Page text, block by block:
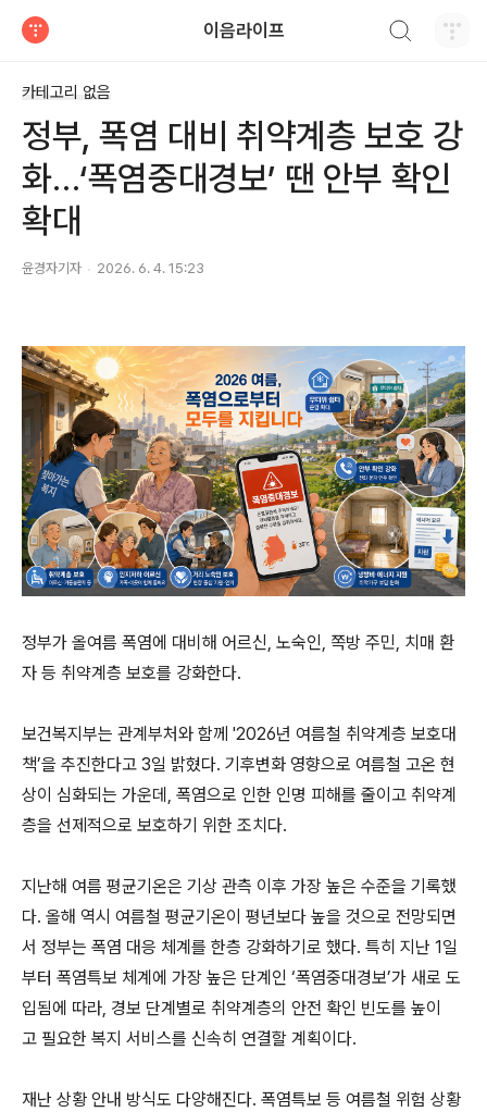
이음라이프
카테고리 없음
정부, 폭염 대비 취약계층 보호 강
화…‘폭염중대경보’ 땐 안부 확인
확대
윤경자기자 2026. 6. 4. 15:23
정부가 올여름 폭염에 대비해 어르신, 노숙인, 쪽방 주민, 치매 환
자 등 취약계층 보호를 강화한다.
보건복지부는 관계부처와 함께 '2026년 여름철 취약계층 보호대
책’을 추진한다고 3일 밝혔다. 기후변화 영향으로 여름철 고온 현
상이 심화되는 가운데, 폭염으로 인한 인명 피해를 줄이고 취약계
층을 선제적으로 보호하기 위한 조치다.
지난해 여름 평균기온은 기상 관측 이후 가장 높은 수준을 기록했
다. 올해 역시 여름철 평균기온이 평년보다 높을 것으로 전망되면
서 정부는 폭염 대응 체계를 한층 강화하기로 했다. 특히 지난 1일
부터 폭염특보 체계에 가장 높은 단계인 ‘폭염중대경보’가 새로 도
입됨에 따라, 경보 단계별로 취약계층의 안전 확인 빈도를 높이
고 필요한 복지 서비스를 신속히 연결할 계획이다.
재난 상황 안내 방식도 다양해진다. 폭염특보 등 여름철 위험 상황